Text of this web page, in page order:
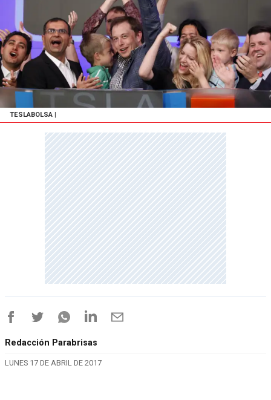
TESLABOLSA
Redacción Parabrisas
LUNES 17 DE ABRIL DE 2017